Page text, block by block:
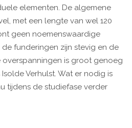
elementen. De algemene
met een lengte van wel 120
geen noemenswaardige
funderingen zijn stevig en de
is groot genoeg
Verhulst. Wat er nodig is
tijdens de studiefase verder